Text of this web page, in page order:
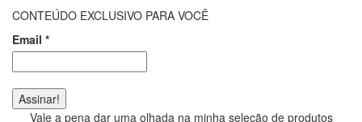
CONTEÚDO EXCLUSIVO PARA VOCÊ
Email *
Vale a pena dar uma olhada na minha seleção de produtos